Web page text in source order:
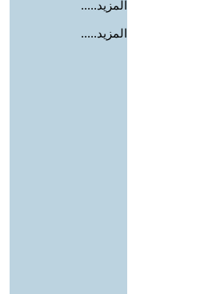
المزيد.....
المزيد.....